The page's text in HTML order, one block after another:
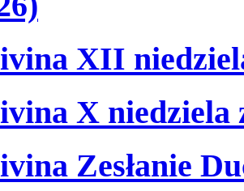
XII
X niedziela
Zesłanie